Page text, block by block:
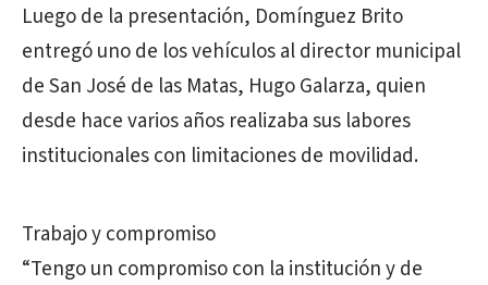
Luego de la presentación, Domínguez Brito
entregó uno de los vehículos al director municipal
de San José de las Matas, Hugo Galarza, quien
desde hace varios años realizaba sus labores
institucionales con limitaciones de movilidad.
Trabajo y compromiso
“Tengo un compromiso con la institución y de